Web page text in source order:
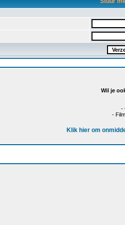
Wil je
-
-
Klik hier om